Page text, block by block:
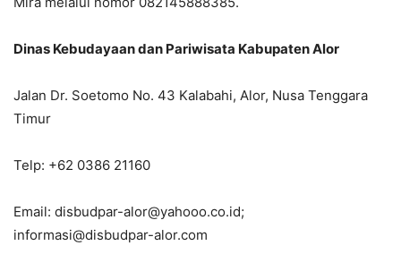
Dinas Kebudayaan dan Pariwisata Kabupaten Alor
Jalan Dr. Soetomo No. 43 Kalabahi, Alor, Nusa Tenggara
Timur
Telp: +62 0386 21160
Email: disbudpar-alor@yahooo.co.id;
informasi@disbudpar-alor.com